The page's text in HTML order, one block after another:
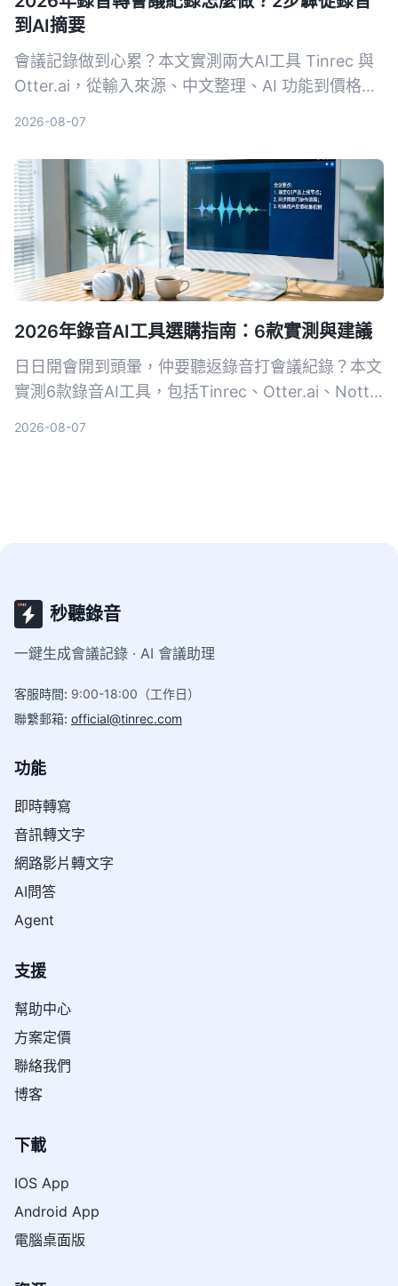
到AI摘要
會議記錄做到心累？本文實測兩大AI工具 Tinrec 與
Otter.ai，從輸入來源、中文整理、AI 功能到價格方
2026-08-07
2026年錄音AI工具選購指南：6款實測與建議
日日開會開到頭暈，仲要聽返錄音打會議紀錄？本文
實測6款錄音AI工具，包括Tinrec、Otter.ai、Notta
2026-08-07
秒聽錄音
一鍵生成會議記錄 · AI 會議助理
客服時間: 9:00-18:00（工作日）
聯繫郵箱: official@tinrec.com
功能
即時轉寫
音訊轉文字
網路影片轉文字
AI問答
Agent
支援
幫助中心
方案定價
聯絡我們
博客
下載
IOS App
Android App
電腦桌面版